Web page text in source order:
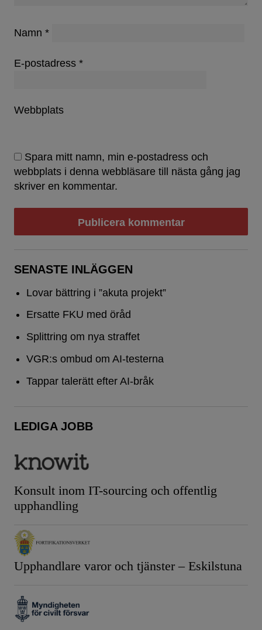
Namn *
E-postadress *
Webbplats
Spara mitt namn, min e-postadress och
webbplats i denna webbläsare till nästa gång jag
skriver en kommentar.
SENASTE INLÄGGEN
Lovar bättring i ”akuta projekt”
Ersatte FKU med öråd
Splittring om nya straffet
VGR:s ombud om AI-testerna
Tappar talerätt efter AI-bråk
LEDIGA JOBB
Konsult inom IT-sourcing och offentlig
upphandling
Upphandlare varor och tjänster – Eskilstuna